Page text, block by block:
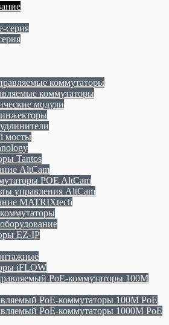
серия
коммутаторы
коммутаторы
модули
мосты
Tantos
AltCam
POE AltCam
управления AltCam
MATRIXtech
EZ-IP
iFLOW
PoE-коммутаторы 100M
PoE-коммутаторы 100M PoE
PoE-коммутаторы 1000M PoE